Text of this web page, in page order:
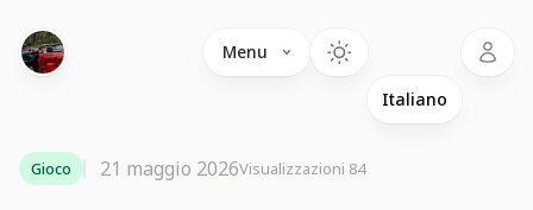
Menu
Gioco 21 maggio 2026Visualizzazioni 84